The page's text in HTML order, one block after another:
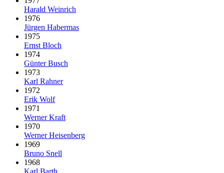
Harald Weinrich
1976
Jürgen Habermas
1975
Ernst Bloch
1974
Günter Busch
1973
Karl Rahner
1972
Erik Wolf
1971
Werner Kraft
1970
Werner Heisenberg
1969
Bruno Snell
1968